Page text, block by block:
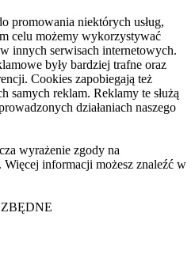
promowania niektórych usług,
celu możemy wykorzystywać
innych serwisach internetowych.
były bardziej trafne oraz
Cookies zapobiegają też
samych reklam. Reklamy te służą
działaniach naszego
wyrażenie zgody na
informacji możesz znaleźć w